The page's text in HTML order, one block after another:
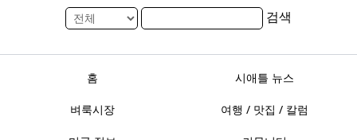
검색
홈 시애틀 뉴스
벼룩시장 여행 / 맛집 / 칼럼